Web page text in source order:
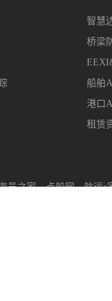
智慧
桥梁
船舶
港口
租赁
员之家 点船网 航运e